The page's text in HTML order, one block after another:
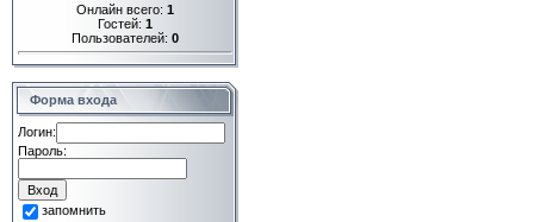
Онлайн всего: 1
Гостей: 1
Пользователей: 0
Форма входа
Логин:
Пароль:
запомнить